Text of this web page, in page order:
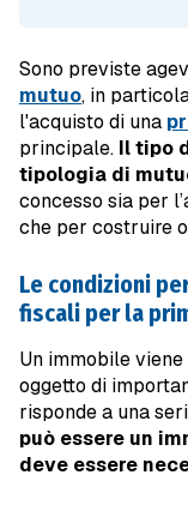
Sono previste
mutuo, in
l'acquisto di una
principale. Il tipo
tipologia di
concesso sia per
che per costruire
Le condizioni
fiscali per la
Un immobile
oggetto di
risponde a una
può essere un
deve essere